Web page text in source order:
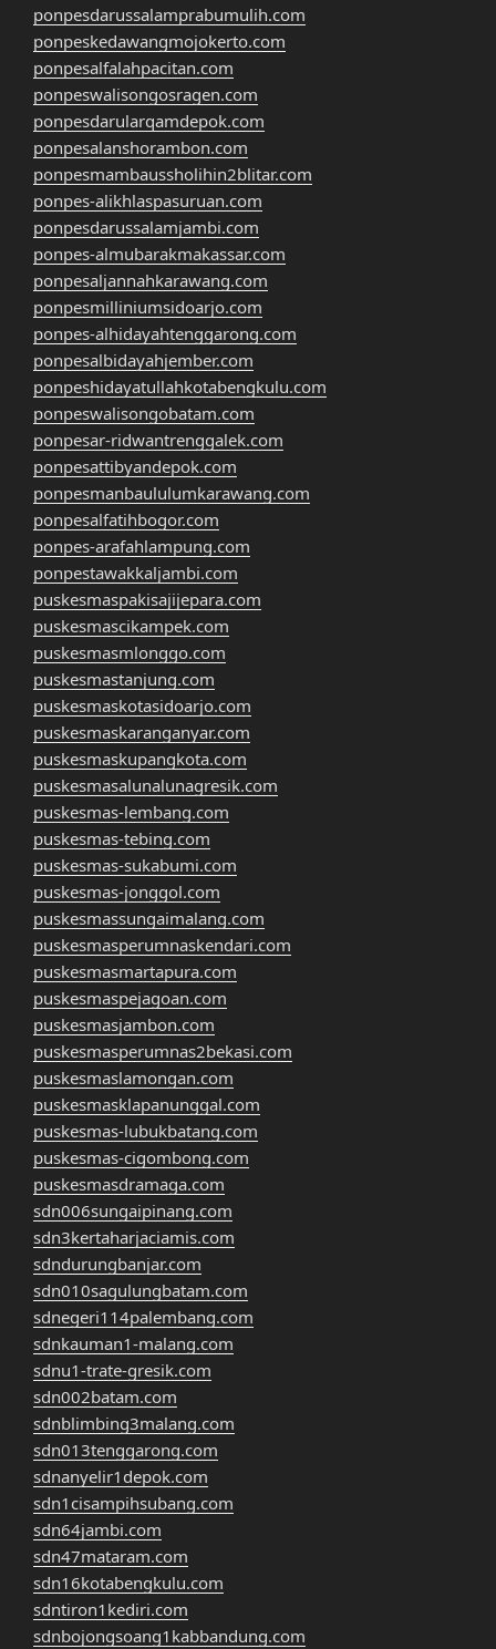
ponpesdarussalamprabumulih.com
ponpeskedawangmojokerto.com
ponpesalfalahpacitan.com
ponpeswalisongosragen.com
ponpesdarularqamdepok.com
ponpesalanshorambon.com
ponpesmambaussholihin2blitar.com
ponpes-alikhlaspasuruan.com
ponpesdarussalamjambi.com
ponpes-almubarakmakassar.com
ponpesaljannahkarawang.com
ponpesmilliniumsidoarjo.com
ponpes-alhidayahtenggarong.com
ponpesalbidayahjember.com
ponpeshidayatullahkotabengkulu.com
ponpeswalisongobatam.com
ponpesar-ridwantrenggalek.com
ponpesattibyandepok.com
ponpesmanbaululumkarawang.com
ponpesalfatihbogor.com
ponpes-arafahlampung.com
ponpestawakkaljambi.com
puskesmaspakisajijepara.com
puskesmascikampek.com
puskesmasmlonggo.com
puskesmastanjung.com
puskesmaskotasidoarjo.com
puskesmaskaranganyar.com
puskesmaskupangkota.com
puskesmasalunalunagresik.com
puskesmas-lembang.com
puskesmas-tebing.com
puskesmas-sukabumi.com
puskesmas-jonggol.com
puskesmassungaimalang.com
puskesmasperumnaskendari.com
puskesmasmartapura.com
puskesmaspejagoan.com
puskesmasjambon.com
puskesmasperumnas2bekasi.com
puskesmaslamongan.com
puskesmasklapanunggal.com
puskesmas-lubukbatang.com
puskesmas-cigombong.com
puskesmasdramaga.com
sdn006sungaipinang.com
sdn3kertaharjaciamis.com
sdndurungbanjar.com
sdn010sagulungbatam.com
sdnegeri114palembang.com
sdnkauman1-malang.com
sdnu1-trate-gresik.com
sdn002batam.com
sdnblimbing3malang.com
sdn013tenggarong.com
sdnanyelir1depok.com
sdn1cisampihsubang.com
sdn64jambi.com
sdn47mataram.com
sdn16kotabengkulu.com
sdntiron1kediri.com
sdnbojongsoang1kabbandung.com